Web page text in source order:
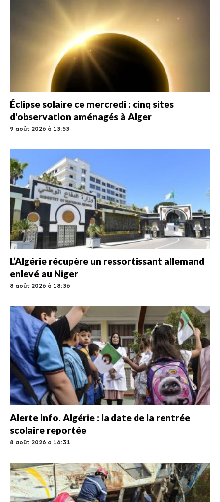
Éclipse solaire ce mercredi : cinq sites
d’observation aménagés à Alger
9 août 2026 à 13:53
L’Algérie récupère un ressortissant allemand
enlevé au Niger
8 août 2026 à 18:36
Alerte info. Algérie : la date de la rentrée
scolaire reportée
8 août 2026 à 16:31